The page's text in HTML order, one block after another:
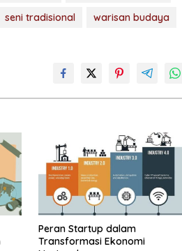
seni tradisional warisan budaya
Peran Startup dalam
Transformasi Ekonomi